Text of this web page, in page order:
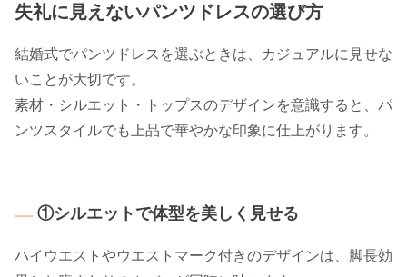
失礼に見えないパンツドレスの選び方
結婚式でパンツドレスを選ぶときは、カジュアルに見せな
いことが大切です。
素材・シルエット・トップスのデザインを意識すると、パ
ンツスタイルでも上品で華やかな印象に仕上がります。
①シルエットで体型を美しく見せる
ハイウエストやウエストマーク付きのデザインは、脚長効